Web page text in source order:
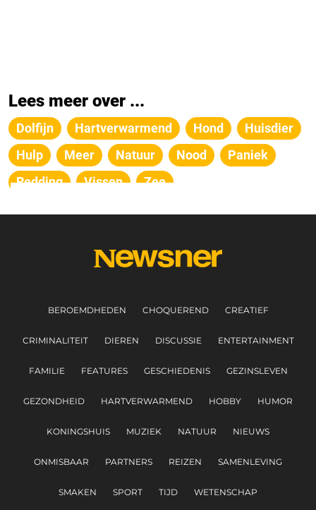
Lees meer over ...
Dolfijn Hartverwarmend Hond
Huisdier
Hulp
Meer Natuur Nood
Paniek
Redding
Vissen Zee
BEROEMDHEDEN CHOQUEREND CREATIEF
CRIMINALITEIT DIEREN DISCUSSIE ENTERTAINMENT
FAMILIE FEATURES GESCHIEDENIS GEZINSLEVEN
GEZONDHEID HARTVERWARMEND HOBBY HUMOR
KONINGSHUIS MUZIEK NATUUR NIEUWS
ONMISBAAR PARTNERS REIZEN SAMENLEVING
SMAKEN SPORT TIJD WETENSCHAP